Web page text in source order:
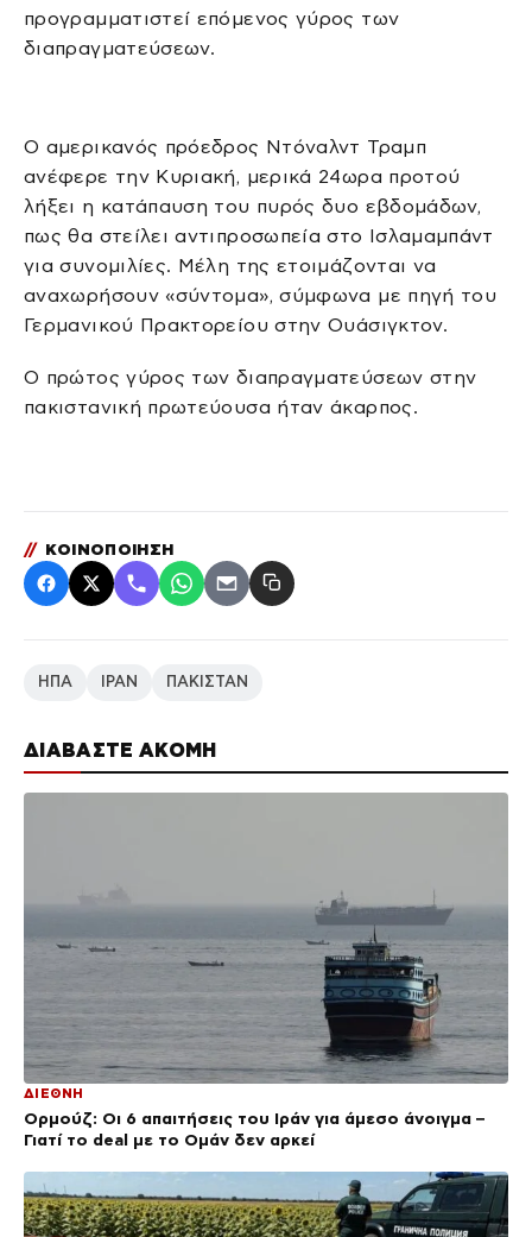
ΔΙΑΒΑΣΤΕ ΑΚΟΜΗ
ΔΙΕΘΝΗ
Ορμούζ: Οι 6 απαιτήσεις του Ιράν για άμεσο άνοιγμα –
Γιατί το deal με το Ομάν δεν αρκεί
προγραμματιστεί επόμενος γύρος των
διαπραγματεύσεων.
Ο αμερικανός πρόεδρος Ντόναλντ Τραμπ
ανέφερε την Κυριακή, μερικά 24ωρα προτού
λήξει η κατάπαυση του πυρός δυο εβδομάδων,
πως θα στείλει αντιπροσωπεία στο Ισλαμαμπάντ
για συνομιλίες. Μέλη της ετοιμάζονται να
αναχωρήσουν «σύντομα», σύμφωνα με πηγή του
Γερμανικού Πρακτορείου στην Ουάσιγκτον.
Ο πρώτος γύρος των διαπραγματεύσεων στην
πακιστανική πρωτεύουσα ήταν άκαρπος.
// ΚΟΙΝΟΠΟΙΗΣΗ
ΗΠΑ ΙΡΑΝ ΠΑΚΙΣΤΑΝ